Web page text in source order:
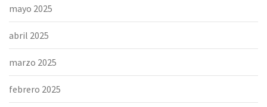
mayo 2025
abril 2025
marzo 2025
febrero 2025